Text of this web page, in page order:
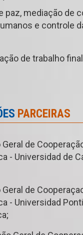
paz, mediação de
e controle
de trabalho
PARCEIRAS
de
- Universidad de
de
- Universidad